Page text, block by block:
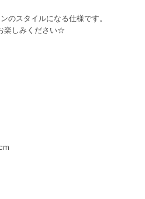
のスタイルになる仕様です。
楽しみください☆